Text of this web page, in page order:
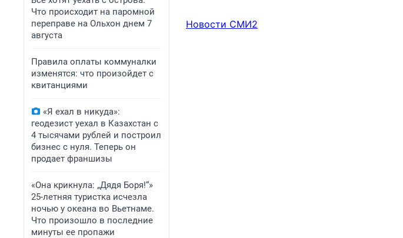
Что происходит на паромной
переправе на Ольхон днем 7
августа
Правила оплаты коммуналки
изменятся: что произойдет с
квитанциями
«Я ехал в никуда»:
геодезист уехал в Казахстан с
4 тысячами рублей и построил
бизнес с нуля. Теперь он
продает франшизы
«Она крикнула: „Дядя Боря!“»
25-летняя туристка исчезла
ночью у океана во Вьетнаме.
Что произошло в последние
минуты ее пропажи
Новости СМИ2